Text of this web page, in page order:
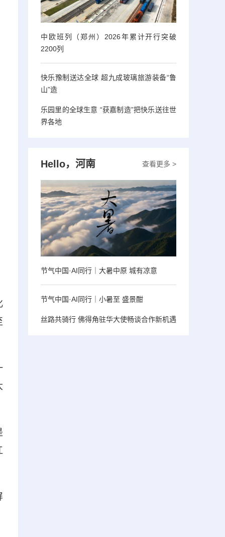
中欧班列（郑州）2026年累计开行突破
2200列
快乐豫制送达全球 超九成玻璃旅游装备“鲁
山”造
乐园里的全球生意 “获嘉制造”把快乐送往世
界各地
查看更多 >
Hello，河南
节气中国·AI同行｜大暑中原 城有凉意
节气中国·AI同行｜小暑至 盛景酣
丝路共骑行 佛得角驻华大使畅谈合作新机遇